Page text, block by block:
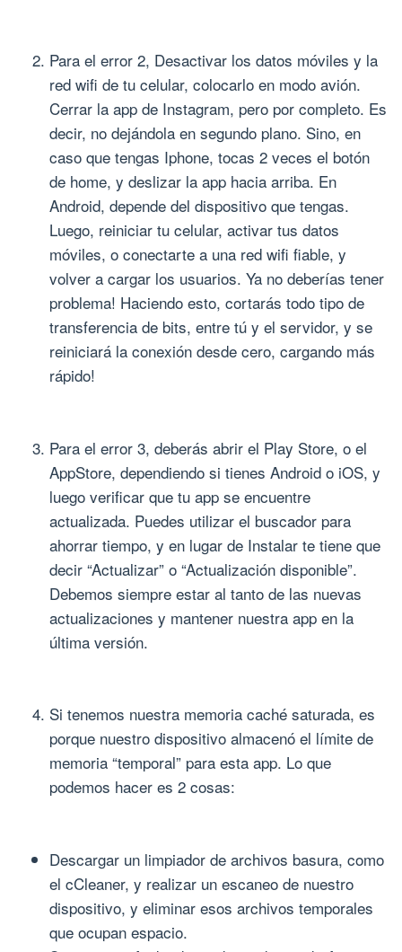
Para el error 2, Desactivar los datos móviles y la
red wifi de tu celular, colocarlo en modo avión.
Cerrar la app de Instagram, pero por completo. Es
decir, no dejándola en segundo plano. Sino, en
caso que tengas Iphone, tocas 2 veces el botón
de home, y deslizar la app hacia arriba. En
Android, depende del dispositivo que tengas.
Luego, reiniciar tu celular, activar tus datos
móviles, o conectarte a una red wifi fiable, y
volver a cargar los usuarios. Ya no deberías tener
problema! Haciendo esto, cortarás todo tipo de
transferencia de bits, entre tú y el servidor, y se
reiniciará la conexión desde cero, cargando más
rápido!
Para el error 3, deberás abrir el Play Store, o el
AppStore, dependiendo si tienes Android o iOS, y
luego verificar que tu app se encuentre
actualizada. Puedes utilizar el buscador para
ahorrar tiempo, y en lugar de Instalar te tiene que
decir “Actualizar” o “Actualización disponible”.
Debemos siempre estar al tanto de las nuevas
actualizaciones y mantener nuestra app en la
última versión.
Si tenemos nuestra memoria caché saturada, es
porque nuestro dispositivo almacenó el límite de
memoria “temporal” para esta app. Lo que
podemos hacer es 2 cosas:
Descargar un limpiador de archivos basura, como
el cCleaner, y realizar un escaneo de nuestro
dispositivo, y eliminar esos archivos temporales
que ocupan espacio.